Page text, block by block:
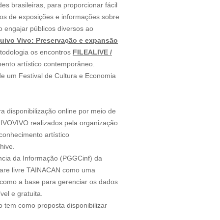
brasileiras, para proporcionar fácil
de exposições e informações sobre
engajar públicos diversos ao
Vivo: Preservação e expansão
os encontros FILEALIVE /
artístico contemporâneo.
um Festival de Cultura e Economia
disponibilização online por meio de
realizados pela organização
artístico
da Informação (PGGCinf) da
livre TAINACAN como uma
a base para gerenciar os dados
e gratuita.
tem como proposta disponibilizar